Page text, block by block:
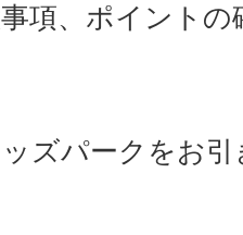
項、ポイントの
ズパークをお